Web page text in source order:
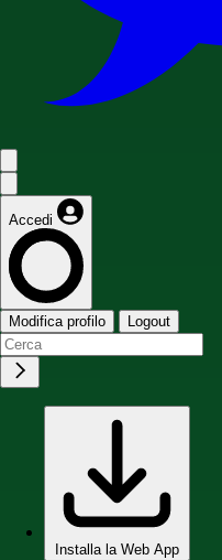
Accedi
Modifica profilo Logout
Installa la Web App